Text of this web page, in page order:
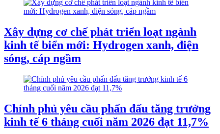
Xây dựng cơ chế phát triển loạt ngành
kinh tế biển mới: Hydrogen xanh, điện
sóng, cáp ngầm
Chính phủ yêu cầu phấn đấu tăng trưởng
kinh tế 6 tháng cuối năm 2026 đạt 11,7%